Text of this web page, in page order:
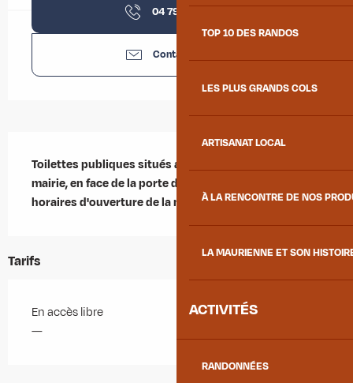
TOP 10 DES RANDOS
LES PLUS GRANDS COLS
ARTISANAT LOCAL
À LA RENCONTRE DE NOS
LA MAURIENNE ET SON
ACTIVITÉS
RANDONNÉES
04 79 59 30
Contactez-nous
Toilettes publiques situés au rez-de-chaussée de la
mairie, en face de la porte d'entrée. Ouvertes aux
horaires d'ouverture de la mairie.
Tarifs
En accès libre
—